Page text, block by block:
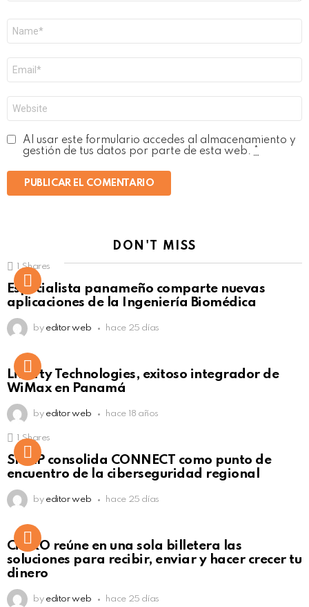
electrónico
*
Al usar este formulario accedes al almacenamiento y
gestión de tus datos por parte de esta web.
DON'T MISS
Click to view this post
Shares
Especialista panameño comparte nuevas
aplicaciones de la Ingeniería Biomédica
by editor web hace 25 días
Liberty Technologies, exitoso integrador de
WiMax en Panamá
by editor web hace 18 años
Click to view this post
Shares
SISAP consolida CONNECT como punto de
encuentro de la ciberseguridad regional
by editor web hace 25 días
Not Safe For Work
Click to view this post
CiNKO reúne en una sola billetera las
soluciones para recibir, enviar y hacer crecer tu
dinero
by editor web hace 25 días